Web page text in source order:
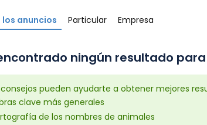
anuncios Particular Empresa
ningún resultado
pueden ayudarte a obtener mejores
clave más generales
de los nombres de animales